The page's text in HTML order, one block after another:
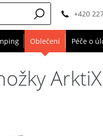
+420
Oblečení Péče o